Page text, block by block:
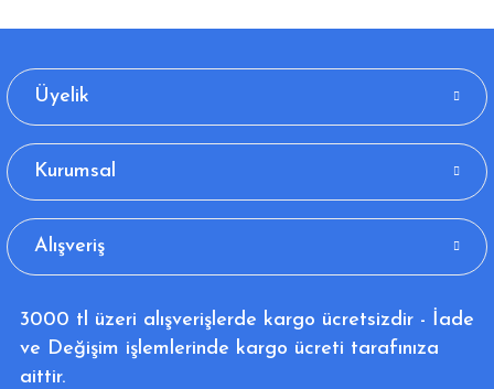
Üyelik
Kurumsal
Alışveriş
3000 tl üzeri alışverişlerde kargo ücretsizdir - İade
ve Değişim işlemlerinde kargo ücreti tarafınıza
aittir.